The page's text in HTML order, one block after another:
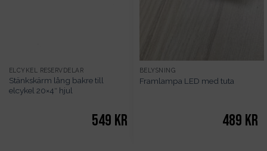
ELCYKEL RESERVDELAR
Stänkskärm lång bakre till
elcykel 20×4″ hjul
549 kr
BELYSNING
Framlampa LED med tuta
489 kr